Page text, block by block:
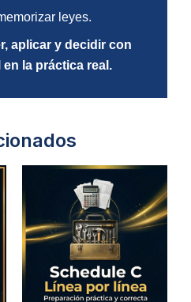
leyes.
aplicar y decidir con
la práctica real.